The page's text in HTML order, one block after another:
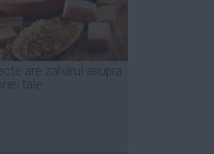
are zahărul asupra
tale